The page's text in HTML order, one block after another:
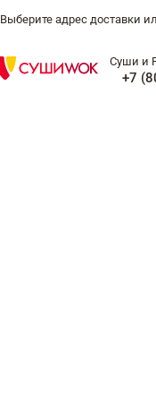
Выберите адрес доставки
Суши и
+7